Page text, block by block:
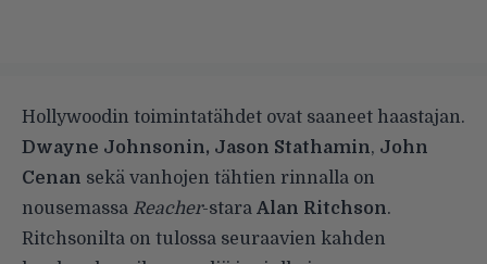
Hollywoodin toimintatähdet ovat saaneet haastajan.
Dwayne Johnsonin, Jason Stathamin, John
Cenan sekä vanhojen tähtien rinnalla on
nousemassa Reacher-stara Alan Ritchson.
Ritchsonilta on tulossa seuraavien kahden